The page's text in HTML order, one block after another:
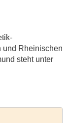
und Rheinischen
steht unter